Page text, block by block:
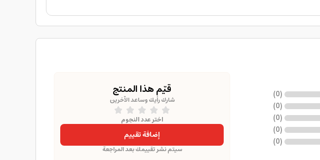
(
0
)
(
0
)
(
0
)
(
0
)
(
0
)
قيّم هذا المنتج
شارك رأيك وساعد الآخرين
اختر عدد النجوم
إضافة تقييم
سيتم نشر تقييمك بعد المراجعة